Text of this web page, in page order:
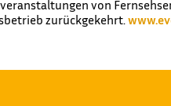
von
zurückgekehrt.